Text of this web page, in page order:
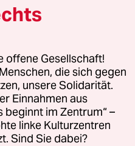
offene Gesellschaft!
die sich gegen
unsere Solidarität.
Einnahmen aus
beginnt im Zentrum“ –
linke Kulturzentren
Sind Sie dabei?